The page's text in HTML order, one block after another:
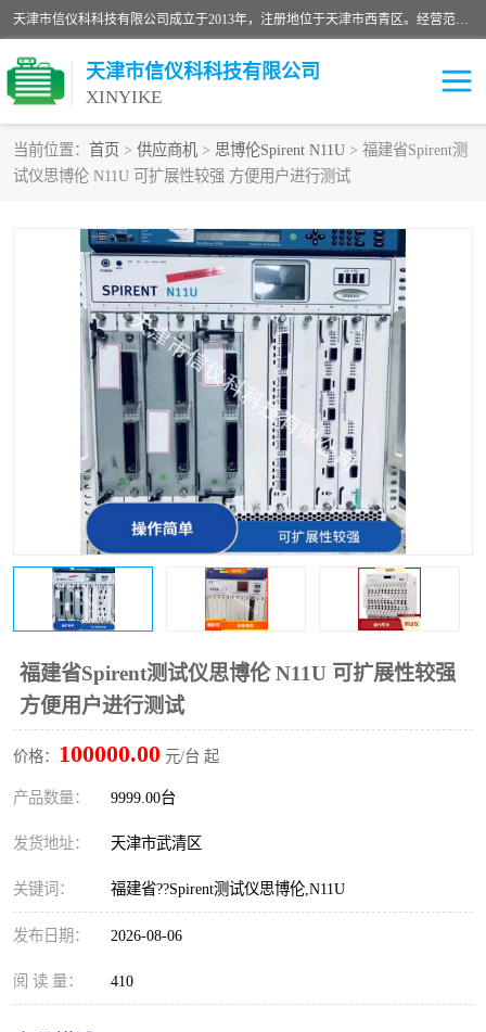
天津市信仪科科技有限公司成立于2013年，注册地位于天津市西青区。经营范围包括计算机软件、电子产品、仪器技术开发、技术转让、技术咨询、技术服务、网络工程、电子监控工程安装等；主要产品有：网络流量测试仪、Ixia XM2、XM12、XGS2、XGS12、400T、1600T、X16网络协议分析仪，Agilent N2X 等等各种型号，欢迎来电咨询。
天津市信仪科科技有限公司
XINYIKE
当前位置： 首页 > 供应商机 > 思博伦Spirent N11U > 福建省Spirent测
试仪思博伦 N11U 可扩展性较强 方便用户进行测试
福建省Spirent测试仪思博伦 N11U 可扩展性较强
方便用户进行测试
价格： 100000.00 元/台 起
产品数量： 9999.00台
发货地址： 天津市武清区
关键词： 福建省??Spirent测试仪思博伦,N11U
发布日期： 2026-08-06
阅 读 量： 410
思博伦Spirent C50 思博伦Spirent C1
思博伦Spirent C100 思博伦Spirent N4U
思博伦Spirent N11U 思博伦Spirent SPT-2U
思博伦600B 思博伦SPT-2000A-HS
思博伦Spirent SPT-3U 思博伦TestCenter
发包仪IXIA XGS2 思博伦Spirent SPT-9000A